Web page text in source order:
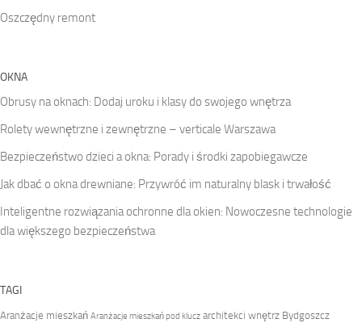
Oszczędny remont
OKNA
Obrusy na oknach: Dodaj uroku i klasy do swojego wnętrza
Rolety wewnętrzne i zewnętrzne – verticale Warszawa
Bezpieczeństwo dzieci a okna: Porady i środki zapobiegawcze
Jak dbać o okna drewniane: Przywróć im naturalny blask i trwałość
Inteligentne rozwiązania ochronne dla okien: Nowoczesne technologie
dla większego bezpieczeństwa
TAGI
Aranżacje mieszkań Aranżacje mieszkań pod klucz architekci wnętrz Bydgoszcz